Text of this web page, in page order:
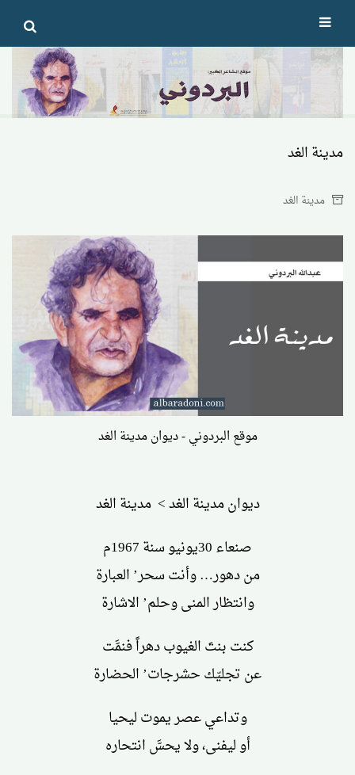
Skip
to
content
مدينة الغد
مدينة الغد
موقع البردوني - ديوان مدينة الغد
ديوان مدينة الغد > مدينة الغد
صنعاء 30يونيو سنة 1967م
من دهور… وأنت سحر’ العبارة
وانتظار المنى وحلم’ الاشارة
كنت بنتَ الغيوب دهراً فنمَّت
عن تجليّك حشرجات’ الحضارة
وتداعي عصر يموت ليحيا
أو ليفنى، ولا يحسَّ انتحاره